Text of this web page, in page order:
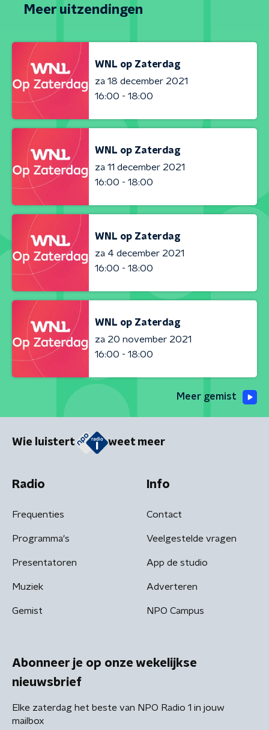
Meer uitzendingen
WNL op Zaterdag
za 18 december 2021
16:00 - 18:00
WNL op Zaterdag
za 11 december 2021
16:00 - 18:00
WNL op Zaterdag
za 4 december 2021
16:00 - 18:00
WNL op Zaterdag
za 20 november 2021
16:00 - 18:00
Meer gemist
Wie luistert weet meer
Radio
Frequenties
Programma's
Presentatoren
Muziek
Gemist
Info
Contact
Veelgestelde vragen
App de studio
Adverteren
NPO Campus
Abonneer je op onze wekelijkse
nieuwsbrief
Elke zaterdag het beste van NPO Radio 1 in jouw
mailbox